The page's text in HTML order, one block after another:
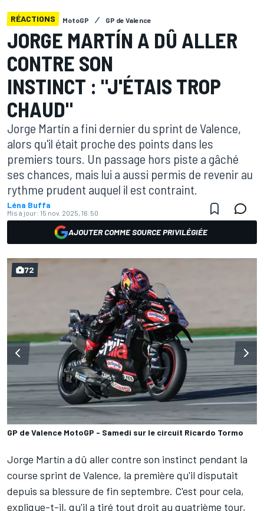
RÉACTIONS MotoGP GP de Valence
JORGE MARTÍN A DÛ ALLER
CONTRE SON
INSTINCT : "J'ÉTAIS TROP
CHAUD"
Jorge Martín a fini dernier du sprint de Valence,
alors qu'il était proche des points dans les
premiers tours. Un passage hors piste a gâché
ses chances, mais lui a aussi permis de revenir au
rythme prudent auquel il est contraint.
Léna Buffa
Mis à jour: 15 nov. 2025, 16:50
AJOUTER COMME SOURCE PRIVILÉGIÉE
GP de Valence MotoGP - Samedi sur le circuit Ricardo Tormo
72
Jorge Martín a dû aller contre son instinct pendant la
course sprint de Valence, la première qu'il disputait
depuis sa blessure de fin septembre. C'est pour cela,
explique-t-il, qu'il a tiré tout droit au quatrième tour,